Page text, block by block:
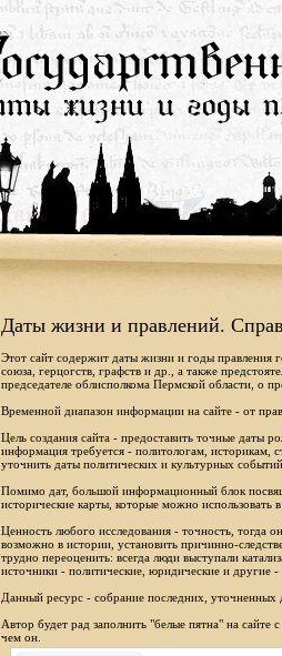
Даты жизни и правлений.
Этот сайт содержит даты жизни и годы правления
союза, герцогств, графств и др., а также
председателе облисполкома Пермской области, о
Временной диапазон информации на сайте - от
Цель создания сайта - предоставить точные даты
информация требуется - политологам, историкам,
уточнить даты политических и культурных
Помимо дат, большой информационный блок
исторические карты, которые можно использовать
Ценность любого исследования - точность, тогда
возможно в истории, установить причинно-
трудно переоценить: всегда люди выступали
источники - политические, юридические и другие -
Данный ресурс - собрание последних, уточненных
Автор будет рад заполнить "белые пятна" на
чем он.